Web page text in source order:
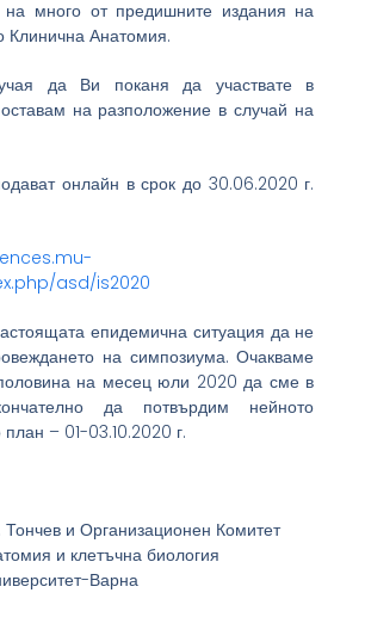
на много от предишните издания на
Анатомия.
да Ви поканя да участвате в
на разположение в случай на
онлайн в срок до 30.06.2020 г.
asd/is2020
епидемична ситуация да не
на симпозиума. Очакваме
на месец юли 2020 да сме в
да потвърдим нейното
– 01-03.10.2020 г.
и Организационен Комитет
и клетъчна биология
Варна